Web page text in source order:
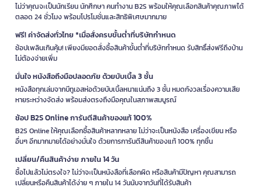
ไม่ว่าคุณจะเป็นนักเรียน นักศึกษา คนทำงาน B2S พร้อมให้คุณเลือกสินค้าคุณภาพได้
ตลอด 24 ชั่วโมง พร้อมโปรโมชั่นและสิทธิพิเศษมากมาย
ฟรี! ค่าจัดส่งทั่วไทย *เมื่อสั่งครบขั้นต่ำที่บริษัทกำหนด
ช้อปเพลินเกินคุ้ม! เพียงมียอดสั่งซื้อสินค้าขั้นต่ำที่บริษัทกำหนด รับสิทธิ์ส่งฟรีถึงบ้าน
ไม่ต้องจ่ายเพิ่ม
มั่นใจ หนังสือถึงมือปลอดภัย ด้วยบับเบิ้ล 3 ชั้น
หนังสือทุกเล่มจากบีทูเอสห่อด้วยบับเบิ้ลหนาแน่นถึง 3 ชั้น หมดกังวลเรื่องความเสีย
หายระหว่างจัดส่ง พร้อมส่งตรงถึงมือคุณในสภาพสมบูรณ์
ช้อป B2S Online การันตีสินค้าของแท้ 100%
B2S Online ให้คุณเลือกซื้อสินค้าหลากหลาย ไม่ว่าจะเป็นหนังสือ เครื่องเขียน หรือ
อื่นๆ อีกมากมายได้อย่างมั่นใจ ด้วยการการันตีสินค้าของแท้ 100% ทุกชิ้น
เปลี่ยน/คืนสินค้าง่าย ภายใน 14 วัน
ซื้อไปแล้วไม่ตรงใจ? ไม่ว่าจะเป็นหนังสือที่เลือกผิด หรือสินค้ามีปัญหา คุณสามารถ
เปลี่ยนหรือคืนสินค้าได้ง่าย ๆ ภายใน 14 วันนับจากวันที่ได้รับสินค้า